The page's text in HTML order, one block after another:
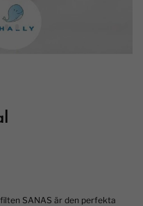
SANAS är den perfekta